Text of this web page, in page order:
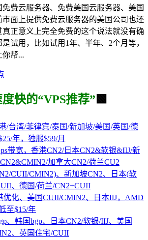
费云服务器、免费美国云服务器、美国
面上提供免费云服务器的美国公司也还
正意义上完全免费的这个说法就没有确
试用，比如试用1年、半年、2个月等，
帮...
快的“VPS推荐” 🟩
/台湾/菲律宾/泰国/新加坡/美国/英国/德
年，独服$59/月
带宽，香港CN2/日本CN2&软银&IIJ/新
加拿大CN2/荷兰CU2
CUII/CMIN2)、新加坡CN2、日本(软
、德国/荷兰/CN2+CUII
优化、美国CUII/CMIN2、日本IIJ，AMD
至$15/年
、韩国bgp、日本CN2/软银/IIJ、美国
、英国住宅/CUII